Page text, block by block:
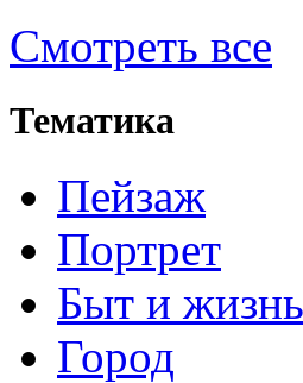
Смотреть все
Тематика
Пейзаж
Портрет
Быт и
Город